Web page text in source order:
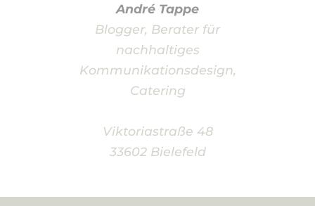
André Tappe
Blogger, Berater für
nachhaltiges
Kommunikationsdesign,
Catering
Viktoriastraße 48
33602 Bielefeld